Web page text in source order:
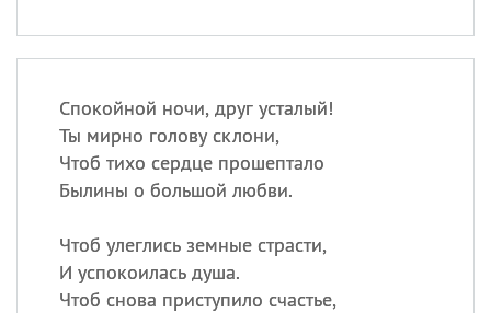
Спокойной ночи, друг усталый!
Ты мирно голову склони,
Чтоб тихо сердце прошептало
Былины о большой любви.
Чтоб улеглись земные страсти,
И успокоилась душа.
Чтоб снова приступило счастье,